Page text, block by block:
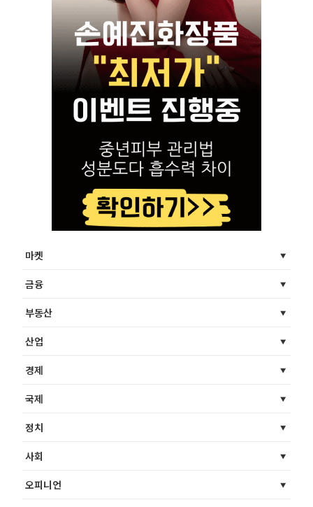
마켓
금융
부동산
산업
경제
국제
정치
사회
오피니언